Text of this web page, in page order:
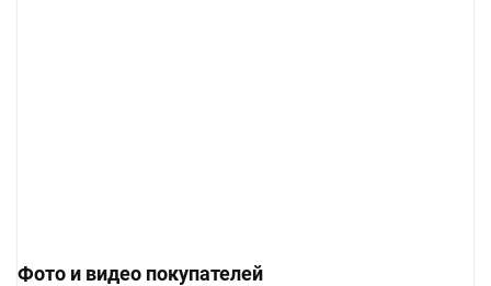
Фото и видео покупателей